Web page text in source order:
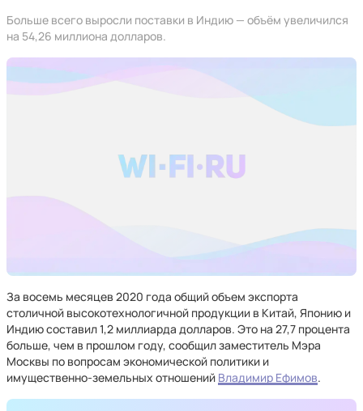
Больше всего выросли поставки в Индию — объём увеличился
на 54,26 миллиона долларов.
За восемь месяцев 2020 года общий объем экспорта
столичной высокотехнологичной продукции в Китай, Японию и
Индию составил 1,2 миллиарда долларов. Это на 27,7 процента
больше, чем в прошлом году, сообщил заместитель Мэра
Москвы по вопросам экономической политики и
имущественно-земельных отношений Владимир Ефимов.